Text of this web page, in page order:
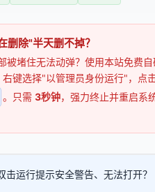
删除"半天删不掉？
被堵住无法动弹？使用本站免费
右键选择"以管理员身份运行"，点
。只需 3秒钟，强力终止并重启系
击运行提示安全警告、无法打开？